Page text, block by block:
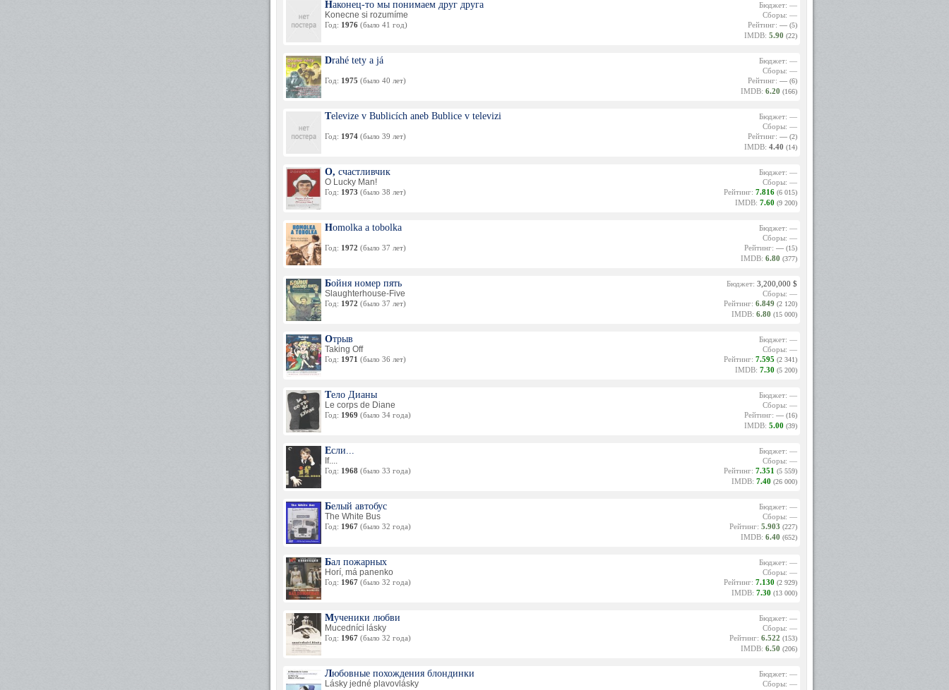
Наконец-то мы понимаем друг друга
Konecne si rozumíme
Год: 1976 (было 41 год)
Бюджет: —
Сборы: —
Рейтинг: — (5)
IMDB: 5.90 (22)
Drahé tety a já
Год: 1975 (было 40 лет)
Бюджет: —
Сборы: —
Рейтинг: — (6)
IMDB: 6.20 (166)
Televize v Bublicích aneb Bublice v televizi
Год: 1974 (было 39 лет)
Бюджет: —
Сборы: —
Рейтинг: — (2)
IMDB: 4.40 (14)
О, счастливчик
O Lucky Man!
Год: 1973 (было 38 лет)
Бюджет: —
Сборы: —
Рейтинг: 7.816 (6 015)
IMDB: 7.60 (9 200)
Homolka a tobolka
Год: 1972 (было 37 лет)
Бюджет: —
Сборы: —
Рейтинг: — (15)
IMDB: 6.80 (377)
Бойня номер пять
Slaughterhouse-Five
Год: 1972 (было 37 лет)
Бюджет: 3,200,000 $
Сборы: —
Рейтинг: 6.849 (2 120)
IMDB: 6.80 (15 000)
Отрыв
Taking Off
Год: 1971 (было 36 лет)
Бюджет: —
Сборы: —
Рейтинг: 7.595 (2 341)
IMDB: 7.30 (5 200)
Тело Дианы
Le corps de Diane
Год: 1969 (было 34 года)
Бюджет: —
Сборы: —
Рейтинг: — (16)
IMDB: 5.00 (39)
Если...
If....
Год: 1968 (было 33 года)
Бюджет: —
Сборы: —
Рейтинг: 7.351 (5 559)
IMDB: 7.40 (26 000)
Белый автобус
The White Bus
Год: 1967 (было 32 года)
Бюджет: —
Сборы: —
Рейтинг: 5.903 (227)
IMDB: 6.40 (652)
Бал пожарных
Horí, má panenko
Год: 1967 (было 32 года)
Бюджет: —
Сборы: —
Рейтинг: 7.130 (2 929)
IMDB: 7.30 (13 000)
Мученики любви
Mucedníci lásky
Год: 1967 (было 32 года)
Бюджет: —
Сборы: —
Рейтинг: 6.522 (153)
IMDB: 6.50 (206)
Любовные похождения блондинки
Lásky jedné plavovlásky
Бюджет: —
Сборы: —